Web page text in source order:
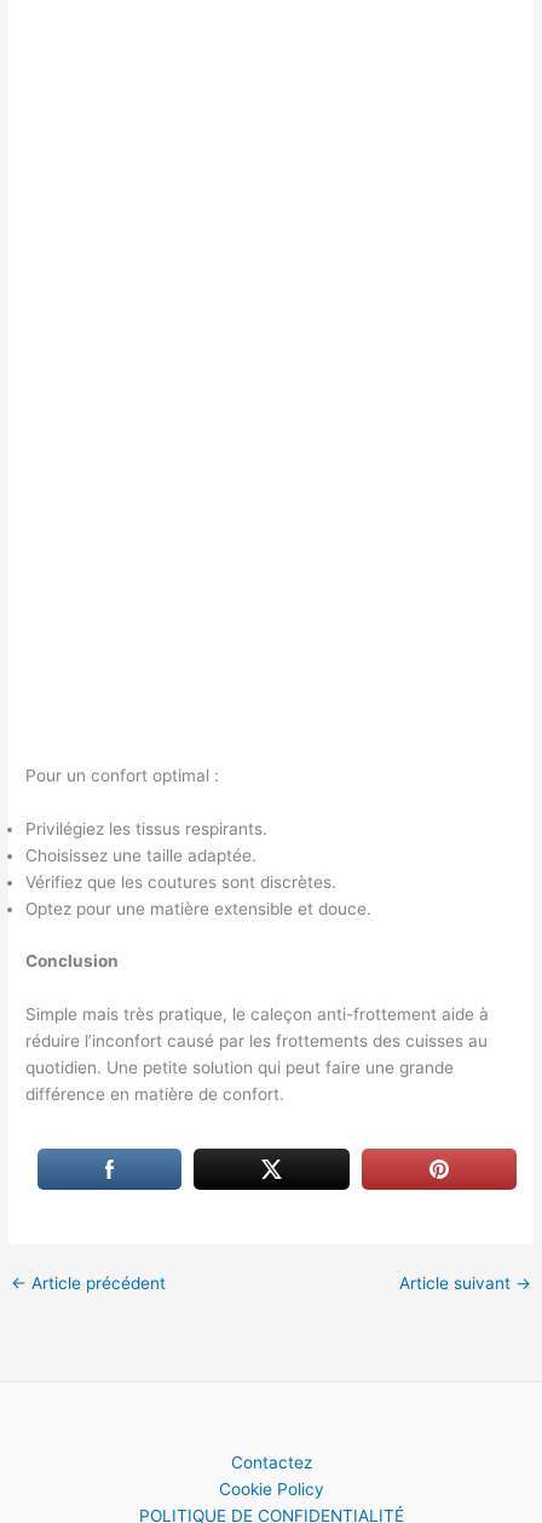
Pour un confort optimal :
Privilégiez les tissus respirants.
Choisissez une taille adaptée.
Vérifiez que les coutures sont discrètes.
Optez pour une matière extensible et douce.
Conclusion
Simple mais très pratique, le caleçon anti-frottement aide à
réduire l’inconfort causé par les frottements des cuisses au
quotidien. Une petite solution qui peut faire une grande
différence en matière de confort.
← Article précédent Article suivant →
Contactez
Cookie Policy
POLITIQUE DE CONFIDENTIALITÉ